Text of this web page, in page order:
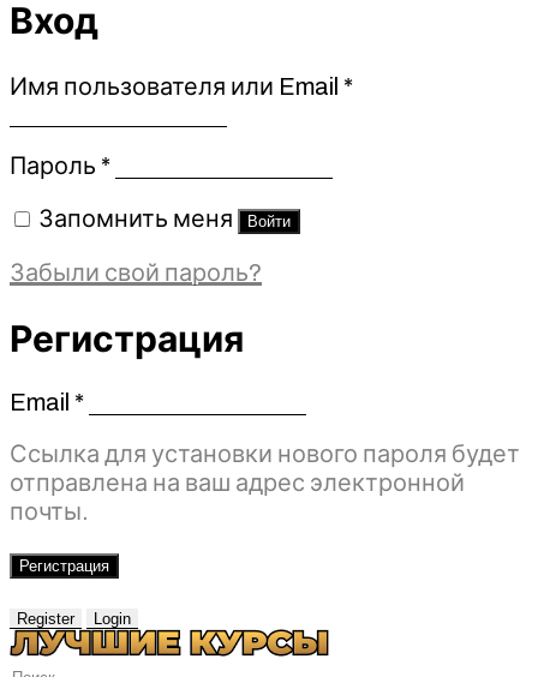
Вход
Имя пользователя или Email *Обязательно
Пароль *Обязательно
Запомнить меня Войти
Забыли свой пароль?
Регистрация
Email *Обязательно
Ссылка для установки нового пароля будет
отправлена ​​на ваш адрес электронной
почты.
Регистрация
Register Login